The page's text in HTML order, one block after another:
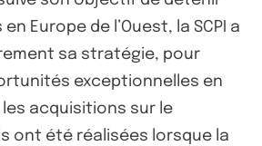
Europe de l’Ouest, la SCPI a
sa stratégie, pour
exceptionnelles en
acquisitions sur le
ont été réalisées lorsque la